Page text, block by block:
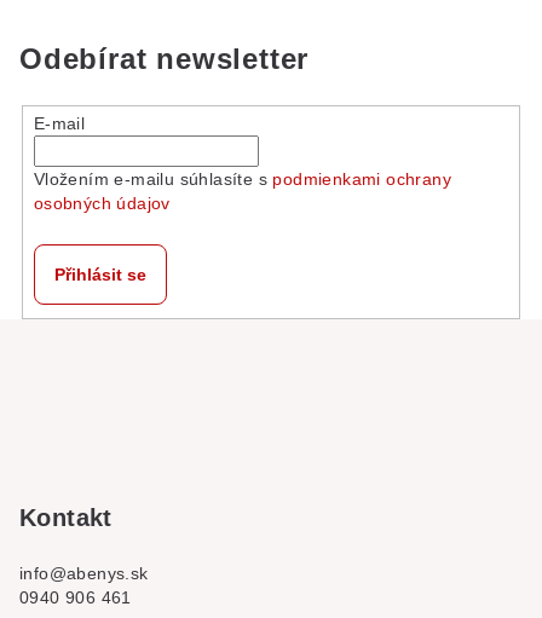
Odebírat newsletter
E-mail
Vložením e-mailu súhlasíte s podmienkami ochrany
osobných údajov
Přihlásit se
Kontakt
info@abenys.sk
0940 906 461